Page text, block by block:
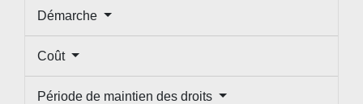
Démarche
Coût
Période de maintien des droits